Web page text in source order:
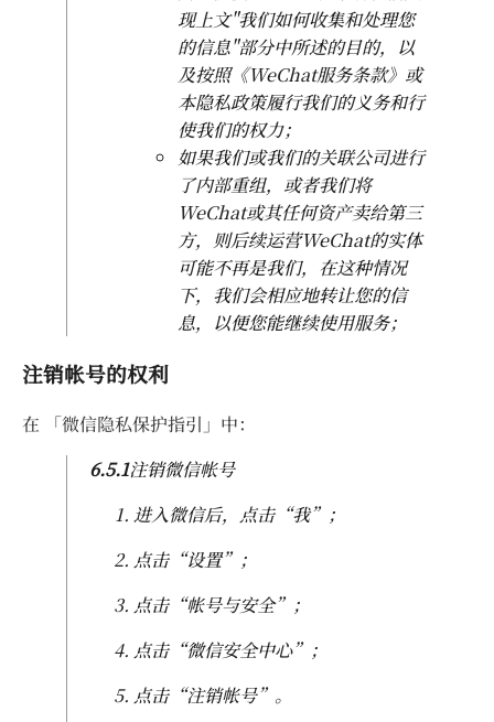
现上文"我们如何收集和处理您
的信息"部分中所述的目的，以
及按照《WeChat服务条款》或
本隐私政策履行我们的义务和行
使我们的权力；
如果我们或我们的关联公司进行
了内部重组，或者我们将
WeChat或其任何资产卖给第三
方，则后续运营WeChat的实体
可能不再是我们，在这种情况
下，我们会相应地转让您的信
息，以便您能继续使用服务；
注销帐号的权利
在 「微信隐私保护指引」中：
6.5.1注销微信帐号
进入微信后，点击“我”；
点击“设置”；
点击“帐号与安全”；
点击“微信安全中心”；
点击“注销帐号”。